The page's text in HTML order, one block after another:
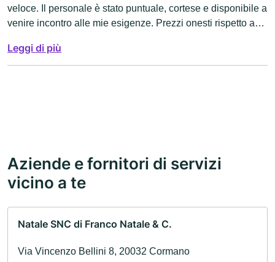
veloce. Il personale è stato puntuale, cortese e disponibile a
venire incontro alle mie esigenze. Prezzi onesti rispetto ad
ordine dopo lo sgombero. Consiglio sicuramente questa
azienda a chi cerca un servizio affidabile e serio a Milano e
Leggi di più
Aziende e fornitori di servizi
vicino a te
Natale SNC di Franco Natale & C.
Via Vincenzo Bellini 8, 20032 Cormano